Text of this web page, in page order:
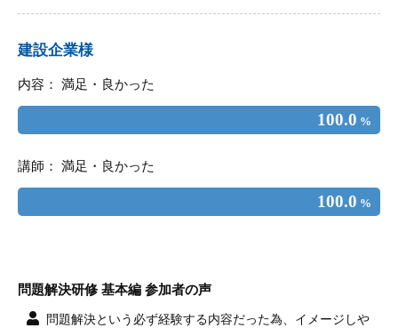
建設企業様
内容： 満足・良かった
100.0 %
講師： 満足・良かった
100.0 %
問題解決研修 基本編 参加者の声
問題解決という必ず経験する内容だった為、イメージしや